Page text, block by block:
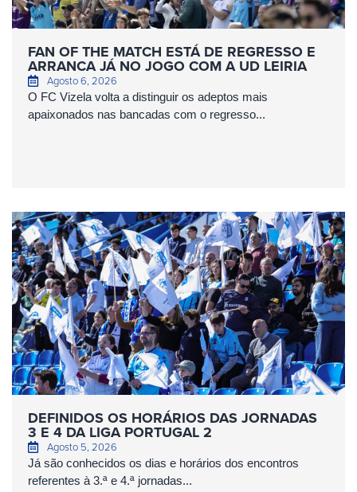
FAN OF THE MATCH ESTÁ DE REGRESSO E
ARRANCA JÁ NO JOGO COM A UD LEIRIA
Agosto 6, 2026
O FC Vizela volta a distinguir os adeptos mais
apaixonados nas bancadas com o regresso...
DEFINIDOS OS HORÁRIOS DAS JORNADAS
3 E 4 DA LIGA PORTUGAL 2
Agosto 5, 2026
Já são conhecidos os dias e horários dos encontros
referentes à 3.ª e 4.ª jornadas...